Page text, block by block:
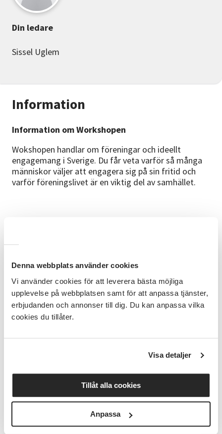
Denna webbplats använder cookies
Vi använder cookies för att leverera bästa möjliga
upplevelse på webbplatsen samt för att anpassa tjänster,
erbjudanden och annonser till dig. Du kan anpassa vilka
cookies du tillåter.
Visa detaljer
Tillåt alla cookies
Anpassa
Information
Information om Workshopen
Wokshopen handlar om föreningar och ideellt
engagemang i Sverige. Du får veta varför så många
människor väljer att engagera sig på sin fritid och
varför föreningslivet är en viktig del av samhället.
lön. Många tycker att det känns roligt, meningsfullt
om sport, kultur, musik, natur, hjälp andra människor
eller något annat.
Du får också lära dig på workshopen varför Sverige
föreningsliv. I Sverige har människor länge
Vi hoppas att du efter workshopen kommer att känna
dig inspirerad till att upptäcka föreningslivet och
hitta ditt ideella engagemang som kan vara både
meningsfullt, roligt och utvecklande.
Din ledare
Sissel Uglem